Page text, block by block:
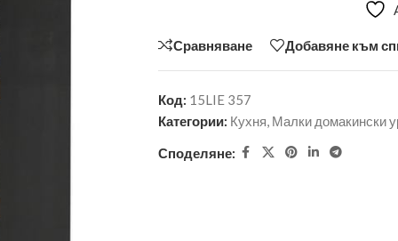
Сравняване Добавяне към
Код: 15LIE 357
Категории: Кухня, Малки домакински
Споделяне: